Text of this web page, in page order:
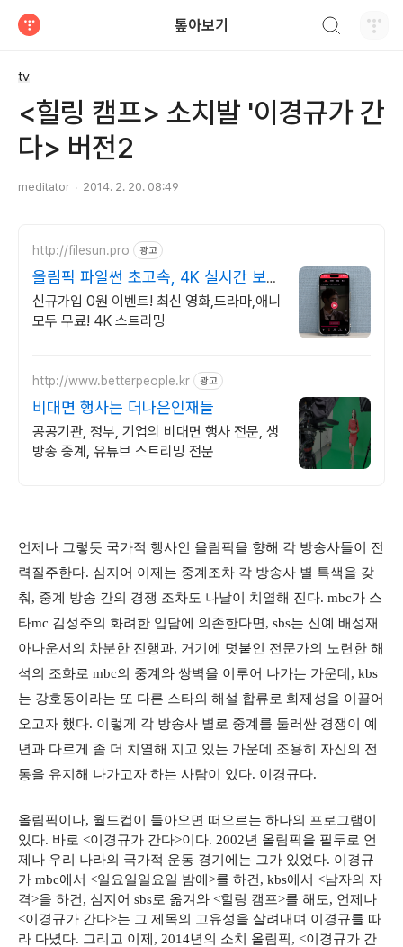
톺아보기
tv
<힐링 캠프> 소치발 '이경규가 간
다> 버전2
meditator 2014. 2. 20. 08:49
http://filesun.pro 광고
올림픽 파일썬 초고속, 4K 실시간 보
기!
신규가입 0원 이벤트! 최신 영화,드라마,애니
모두 무료! 4K 스트리밍
http://www.betterpeople.kr 광고
비대면 행사는 더나은인재들
공공기관, 정부, 기업의 비대면 행사 전문, 생
방송 중계, 유튜브 스트리밍 전문
언제나 그렇듯 국가적 행사인 올림픽을 향해 각 방송사들이 전
력질주한다. 심지어 이제는 중계조차 각 방송사 별 특색을 갖
춰, 중계 방송 간의 경쟁 조차도 나날이 치열해 진다. mbc가 스
타mc 김성주의 화려한 입담에 의존한다면, sbs는 신예 배성재
아나운서의 차분한 진행과, 거기에 덧붙인 전문가의 노련한 해
석의 조화로 mbc의 중계와 쌍벽을 이루어 나가는 가운데, kbs
는 강호동이라는 또 다른 스타의 해설 합류로 화제성을 이끌어
오고자 했다. 이렇게 각 방송사 별로 중계를 둘러싼 경쟁이 예
년과 다르게 좀 더 치열해 지고 있는 가운데 조용히 자신의 전
통을 유지해 나가고자 하는 사람이 있다. 이경규다.
올림픽이나, 월드컵이 돌아오면 떠오르는 하나의 프로그램이
있다. 바로 <이경규가 간다>이다. 2002년 올림픽을 필두로 언
제나 우리 나라의 국가적 운동 경기에는 그가 있었다. 이경규
가 mbc에서 <일요일일요일 밤에>를 하건, kbs에서 <남자의 자
격>을 하건, 심지어 sbs로 옮겨와 <힐링 캠프>를 해도, 언제나
<이경규가 간다>는 그 제목의 고유성을 살려내며 이경규를 따
라 다녔다. 그리고 이제, 2014년의 소치 올림픽, <이경규가 간